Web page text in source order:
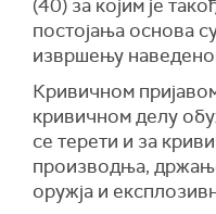
(40) за којим је
постојања основа
извршењу
Кривичном
кривичном делу
се терети и за
производња,
оружја и